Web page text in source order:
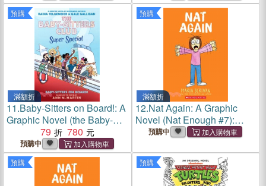
預購
滿額折
11.Baby-Sitters on Board!: A
Graphic Novel (the Baby-
Sitters Club Super Special
79 780
預購中
預購
滿額折
12.Nat Again: A Graphic
Novel (Nat Enough #7):
Volume 7
預購中
預購 預購